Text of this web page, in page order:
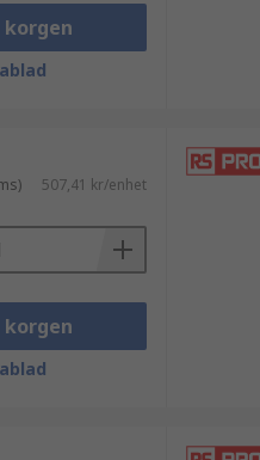
kan också hålla
korgen
507,41 kr/enhet
korgen